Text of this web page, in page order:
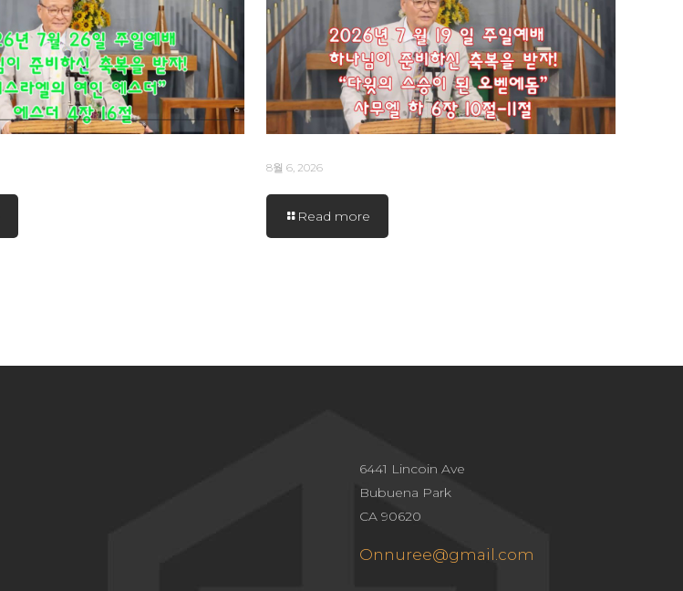
8월 6, 2026
Read more
6441 Lincoin Ave
Bubuena Park
CA 90620
Onnuree@gmail.com